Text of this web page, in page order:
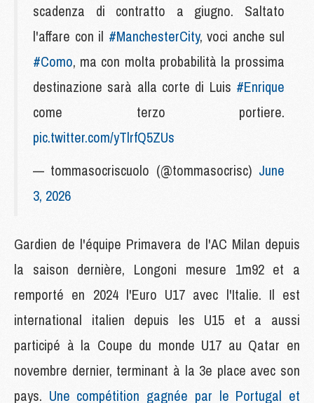
scadenza di contratto a giugno. Saltato
l'affare con il #ManchesterCity, voci anche sul
#Como, ma con molta probabilità la prossima
destinazione sarà alla corte di Luis #Enrique
come terzo portiere.
pic.twitter.com/yTlrfQ5ZUs
— tommasocriscuolo (@tommasocrisc) June
3, 2026
Gardien de l'équipe Primavera de l'AC Milan depuis
la saison dernière, Longoni mesure 1m92 et a
remporté en 2024 l'Euro U17 avec l'Italie. Il est
international italien depuis les U15 et a aussi
participé à la Coupe du monde U17 au Qatar en
novembre dernier, terminant à la 3e place avec son
pays. Une compétition gagnée par le Portugal et